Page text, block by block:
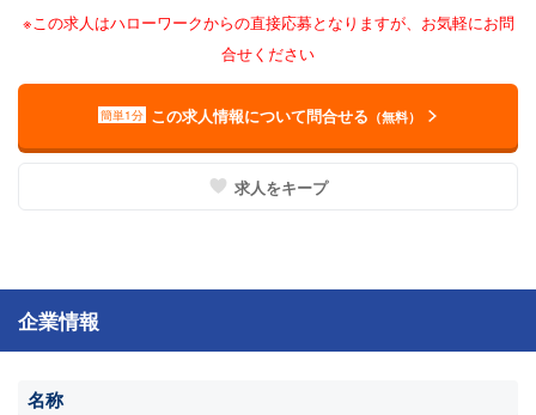
※この求人はハローワークからの直接応募となりますが、お気軽にお問
合せください
簡単1分 この求人情報について問合せる （無料）
求人をキープ
企業情報
名称